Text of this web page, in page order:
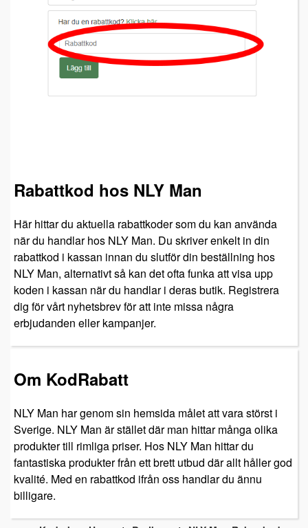
Rabattkod hos NLY Man
Här hittar du aktuella rabattkoder som du kan använda
när du handlar hos NLY Man. Du skriver enkelt in din
rabattkod i kassan innan du slutför din beställning hos
NLY Man, alternativt så kan det ofta funka att visa upp
koden i kassan när du handlar i deras butik. Registrera
dig för vårt nyhetsbrev för att inte missa några
erbjudanden eller kampanjer.
Om KodRabatt
NLY Man har genom sin hemsida målet att vara störst i
Sverige. NLY Man är stället där man hittar många olika
produkter till rimliga priser. Hos NLY Man hittar du
fantastiska produkter från ett brett utbud där allt håller god
kvalité. Med en rabattkod ifrån oss handlar du ännu
billigare.